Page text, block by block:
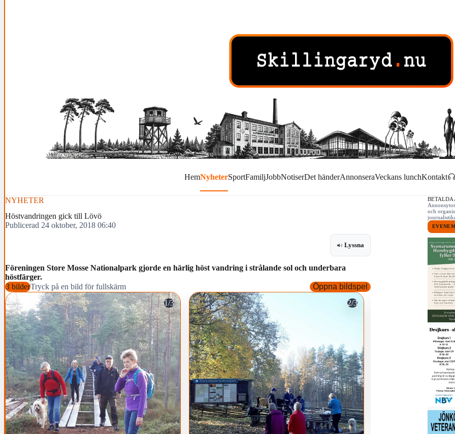
HemNyheterSportFamiljJobbNotiserDet händerAnnonseraVeckans lunchKontakt
NYHETER
Höstvandringen gick till Lövö
Publicerad 24 oktober, 2018 06:40
Lyssna
Föreningen Store Mosse Nationalpark gjorde en härlig höst vandring i strålande sol och underbara
höstfärger.
3 bilderTryck på en bild för fullskärm
Öppna bildspel
1/3
2/3
BETALDA
och